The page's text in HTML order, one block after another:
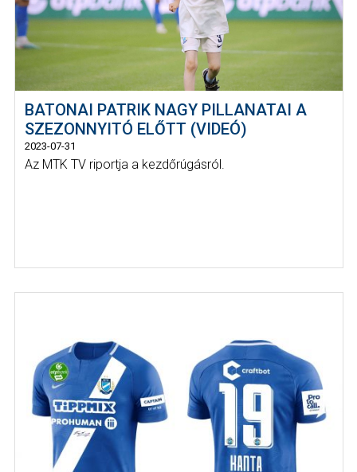
BATONAI PATRIK NAGY PILLANATAI A
SZEZONNYITÓ ELŐTT (VIDEÓ)
2023-07-31
Az MTK TV riportja a kezdőrúgásról.